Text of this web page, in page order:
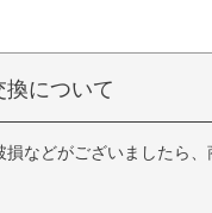
換について
などがございましたら